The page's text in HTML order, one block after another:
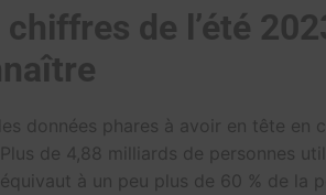
chiffres de l’été
données phares à avoir en tête en
Plus de 4,88 milliards de personnes
équivaut à un peu plus de 60 % de la